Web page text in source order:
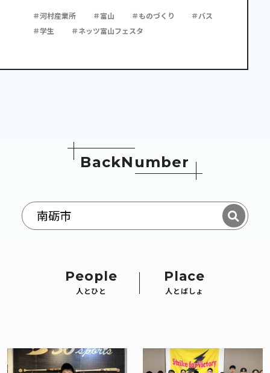
＃河村産業所 ＃富山 ＃ものづくり
＃バス
＃学生
＃ネッツ富山フェスタ
BackN umber
People
人とひと
Place
人とばしょ